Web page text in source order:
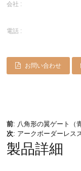
会社 :
電話 :
お問い合わせ
前: 八角形の翼ゲート（
次: アークボーダーレス
製品詳細